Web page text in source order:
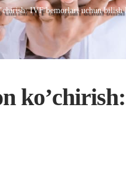
IVF bemorlari uchun bilish